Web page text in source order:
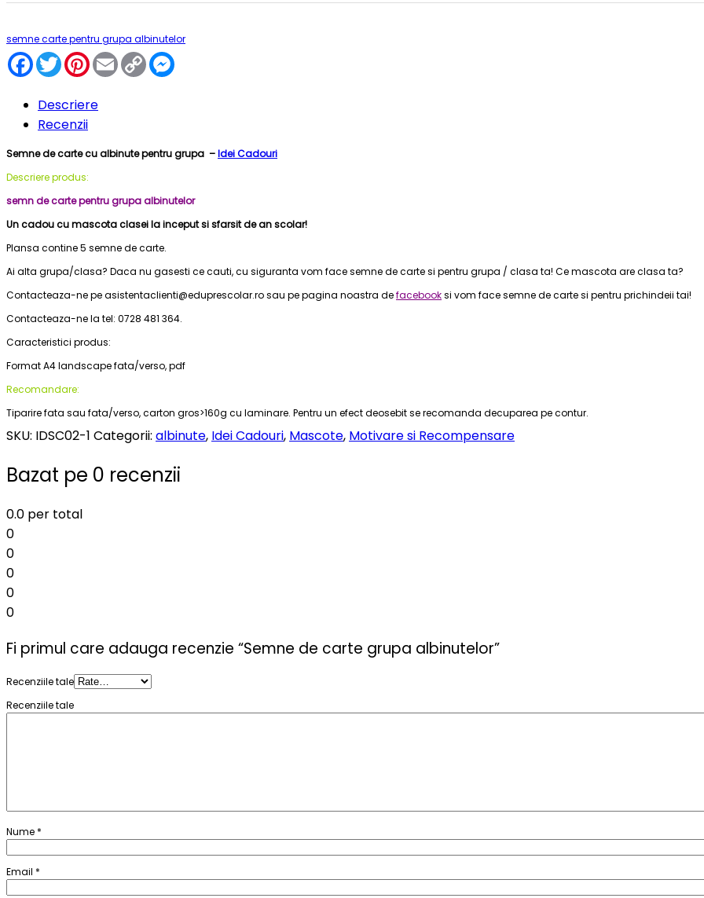
semne carte pentru grupa albinutelor
Facebook
TwitterPinterest
EmailCopy
Link
Descriere
Recenzii
Semne de carte cu albinute pentru grupa –Idei Cadouri
Descriere produs:
semn de carte pentru grupa albinutelor
Un cadou cu mascota clasei la inceput si sfarsit de an scolar!
Plansa contine 5 semne de carte.
Ai alta grupa/clasa? Daca nu gasesti ce cauti, cu siguranta vom face semne de carte si pentru grupa / clasa ta! Ce mascota are clasa ta?
Contacteaza-ne pe asistentaclienti@eduprescolar.ro sau pe pagina noastra defacebooksi vom face semne de carte si pentru prichindeii tai!
Contacteaza-ne la tel: 0728 481 364.
Caracteristici produs:
Format A4 landscape fata/verso, pdf
Recomandare:
Tiparire fata sau fata/verso, carton gros>160g cu laminare. Pentru un efect deosebit se recomanda decuparea pe contur.
SKU: IDSC02-1 Categorii: albinute, Idei Cadouri, Mascote, Motivare si Recompensare
Bazat pe 0 recenzii
0.0 per total
0
0
0
0
0
Fi primul care adauga recenzie “Semne de carte grupa albinutelor”
Recenziile tale
Recenziile tale
Nume *
Email *